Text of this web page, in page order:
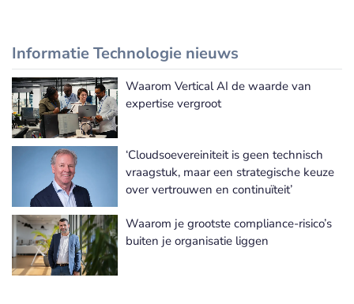
Informatie Technologie nieuws
Meer Informatie Technologie nieuws
Waarom Vertical AI de waarde van
expertise vergroot
‘Cloudsoevereiniteit is geen technisch
vraagstuk, maar een strategische keuze
over vertrouwen en continuïteit’
Waarom je grootste compliance-risico’s
buiten je organisatie liggen